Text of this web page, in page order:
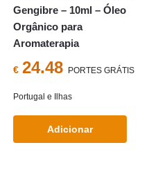
Gengibre – 10ml – Óleo
Orgânico para
Aromaterapia
€ 24.48 PORTES GRÁTIS
Portugal e Ilhas
Adicionar